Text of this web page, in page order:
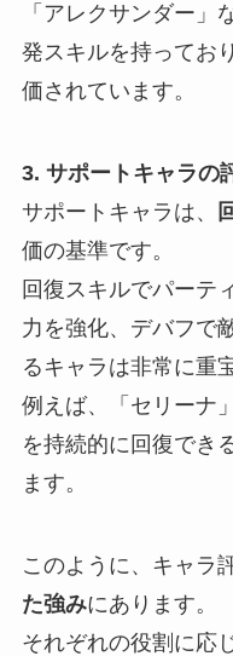
「アレクサンダー」
発スキルを持ってお
価されています。
3. サポートキャラの
サポートキャラは、
価の基準です。
回復スキルでパーテ
力を強化、デバフで
るキャラは非常に重
例えば、「セリーナ
を持続的に回復でき
ます。
このように、キャラ
た強みにあります。
それぞれの役割に応